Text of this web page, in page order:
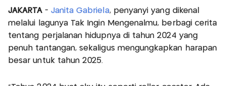
JAKARTA- Janita Gabriela, penyanyi yang dikenal
melalui lagunya Tak Ingin Mengenalmu, berbagi cerita
tentang perjalanan hidupnya di tahun 2024 yang
penuh tantangan, sekaligus mengungkapkan harapan
besar untuk tahun 2025.